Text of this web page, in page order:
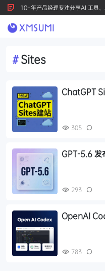
10+年产品经理专注分享AI 工具
产品创新，按 Ctrl+D 收藏我们
#Sites
ChatGPT
305
GPT-5.6 发
293
OpenAI
783